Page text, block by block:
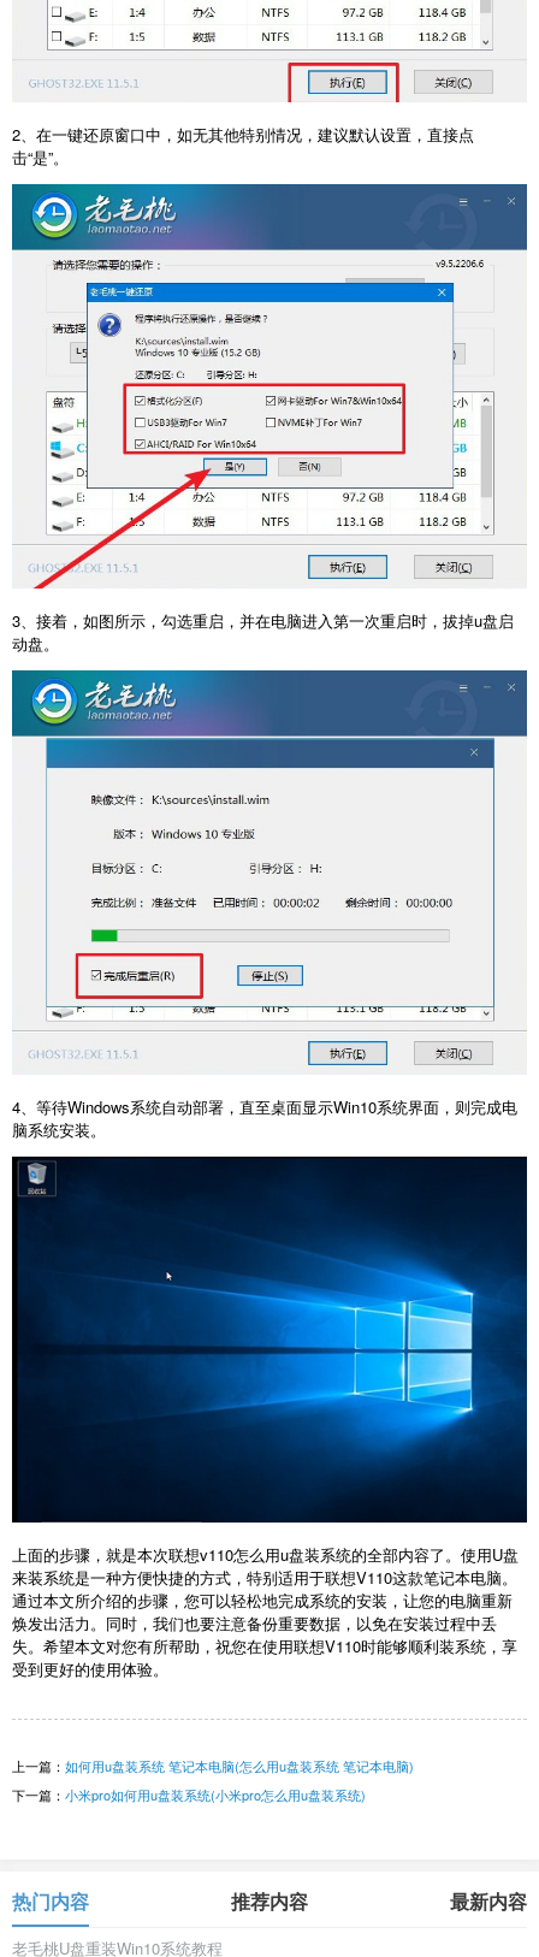
2、在一键还原窗口中，如无其他特别情况，建议默认设置，直接点
击“是”。
3、接着，如图所示，勾选重启，并在电脑进入第一次重启时，拔掉u盘启
动盘。
4、等待Windows系统自动部署，直至桌面显示Win10系统界面，则完成电
脑系统安装。
上面的步骤，就是本次联想v110怎么用u盘装系统的全部内容了。使用U盘
来装系统是一种方便快捷的方式，特别适用于联想V110这款笔记本电脑。
通过本文所介绍的步骤，您可以轻松地完成系统的安装，让您的电脑重新
焕发出活力。同时，我们也要注意备份重要数据，以免在安装过程中丢
失。希望本文对您有所帮助，祝您在使用联想V110时能够顺利装系统，享
受到更好的使用体验。
上一篇： 如何用u盘装系统 笔记本电脑(怎么用u盘装系统 笔记本电脑)
下一篇： 小米pro如何用u盘装系统(小米pro怎么用u盘装系统)
热门内容 推荐内容 最新内容
老毛桃U盘重装Win10系统教程